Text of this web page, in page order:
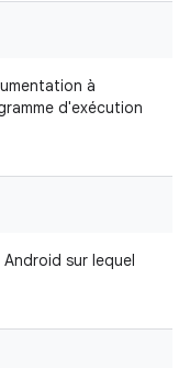
à
d'exécution
sur lequel